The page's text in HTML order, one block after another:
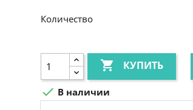
Количество
 КУПИТЬ
 В наличии